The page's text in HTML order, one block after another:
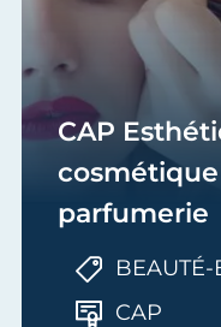
CAP
cosmétique
parfumerie
BEAUTÉ-
CAP